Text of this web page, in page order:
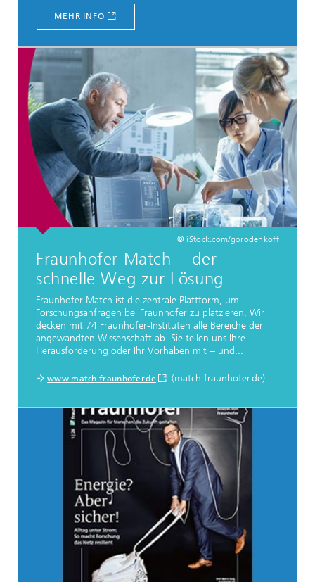
MEHR INFO
© iStock.com/gorodenkoff
Fraunhofer Match − der
schnelle Weg zur Lösung
Fraunhofer Match ist die zentrale Plattform, um
Forschungsanfragen bei Fraunhofer zu platzieren. Wir
decken mit 74 Fraunhofer-Instituten alle Bereiche der
angewandten Wissenschaft ab. Sie teilen uns Ihre
Herausforderung oder Ihr Vorhaben mit − und...
www.match.fraunhofer.de (match.fraunhofer.de)